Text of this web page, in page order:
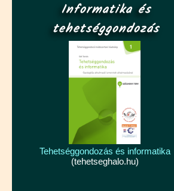
Informatika és
tehetséggondozás
Tehetséggondozás és informatika
(tehetseghalo.hu)